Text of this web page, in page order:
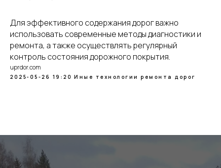
Для эффективного содержания дорог важно
использовать современные методы диагностики и
ремонта, а также осуществлять регулярный
контроль состояния дорожного покрытия.
uprdor.com
2025-05-26 19:20 Иные технологии ремонта дорог